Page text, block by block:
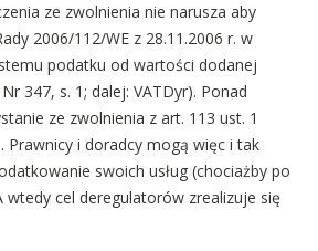
ze zwolnienia nie narusza aby
2006/112/WE z 28.11.2006 r. w
podatku od wartości dodanej
347, s. 1; dalej: VATDyr). Ponad
ze zwolnienia z art. 113 ust. 1
Prawnicy i doradcy mogą więc i tak
swoich usług (chociażby po
wtedy cel deregulatorów zrealizuje się